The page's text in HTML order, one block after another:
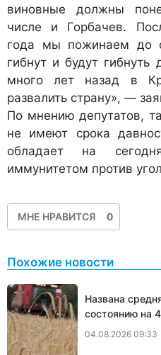
виновные должны
числе и Горбачев.
года мы пожинаем до
гибнут и будут
много лет назад в
развалить страну», —
По мнению депутатов,
не имеют срока
обладает на
иммунитетом против
МНЕ НРАВИТСЯ 0
Похожие новости
Названа
состоянию на
04.08.2026 09:33